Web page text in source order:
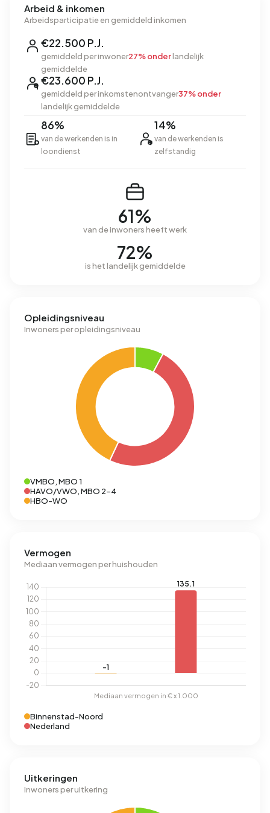
Arbeid & inkomen
Arbeidsparticipatie en gemiddeld inkomen
€22.500 P.J.
gemiddeld per inwoner27% onderlandelijk
gemiddelde
€23.600 P.J.
gemiddeld per inkomstenontvanger37% onder
landelijk gemiddelde
86%
van de werkenden is in
loondienst
14%
van de werkenden is
zelfstandig
61%
van de inwoners heeft werk
72%
is het landelijk gemiddelde
Opleidingsniveau
Inwoners per opleidingsniveau
VMBO, MBO 1
HAVO/VWO, MBO 2-4
HBO-WO
Vermogen
Mediaan vermogen per huishouden
Binnenstad-Noord
Nederland
Uitkeringen
Inwoners per uitkering